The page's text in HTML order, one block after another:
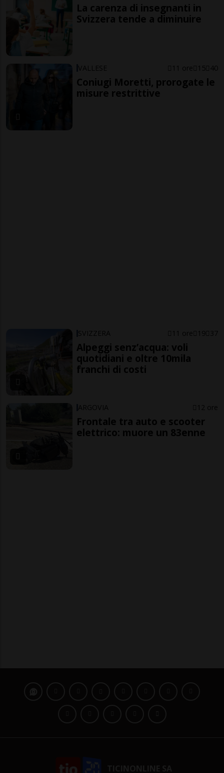
La carenza di insegnanti in
Svizzera tende a diminuire
VALLESE 11 ore 15 40
Coniugi Moretti, prorogate le
misure restrittive
SVIZZERA 11 ore 19 37
Alpeggi senz’acqua: voli
quotidiani e oltre 10mila
franchi di costi
ARGOVIA 12 ore
Frontale tra auto e scooter
elettrico: muore un 83enne